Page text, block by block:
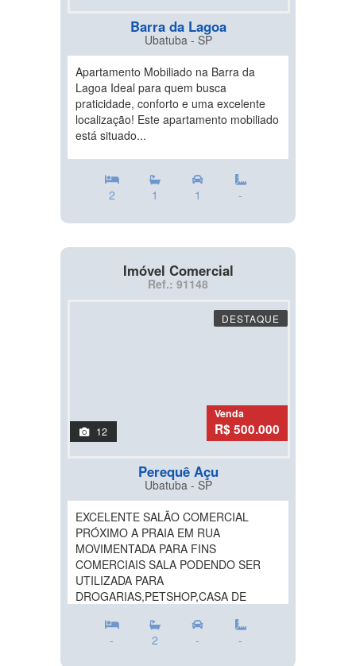
Barra da Lagoa
Ubatuba - SP
Apartamento Mobiliado na Barra da
Lagoa Ideal para quem busca
praticidade, conforto e uma excelente
localização! Este apartamento mobiliado
está situado...
2 1 1 -
Imóvel Comercial
Ref.: 91148
DESTAQUE
12
Venda
R$ 500.000
Perequê Açu
Ubatuba - SP
EXCELENTE SALÃO COMERCIAL
PRÓXIMO A PRAIA EM RUA
MOVIMENTADA PARA FINS
COMERCIAIS SALA PODENDO SER
UTILIZADA PARA
DROGARIAS,PETSHOP,CASA DE
-
2 - -